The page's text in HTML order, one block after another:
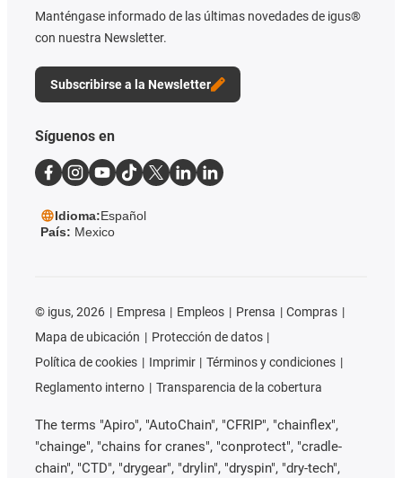
Manténgase informado de las últimas novedades de igus®
con nuestra Newsletter.
Subscribirse a la Newsletter
Síguenos en
Idioma:Español
País: Mexico
© igus, 2026 Empresa Empleos Prensa
Compras
Mapa de ubicación
Protección de datos
Política de cookies
Imprimir
Términos y condiciones
Reglamento interno
Transparencia de la cobertura
The terms "Apiro", "AutoChain", "CFRIP", "chainflex",
"chainge", "chains for cranes", "conprotect", "cradle-
chain", "CTD", "drygear", "drylin", "dryspin", "dry-tech",